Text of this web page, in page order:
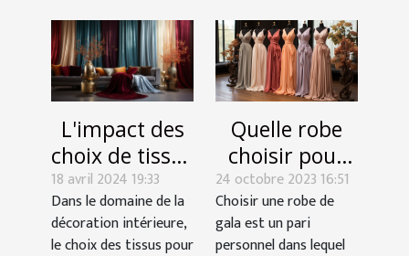
L'impact des
choix de tissus
pour les
rideaux sur
l'ambiance
18 avril 2024 19:33
Dans le domaine de la
décoration intérieure,
le choix des tissus pour
Quelle robe
choisir pour
une soirée
gala ?
24 octobre 2023 16:51
Choisir une robe de
gala est un pari
personnel dans lequel